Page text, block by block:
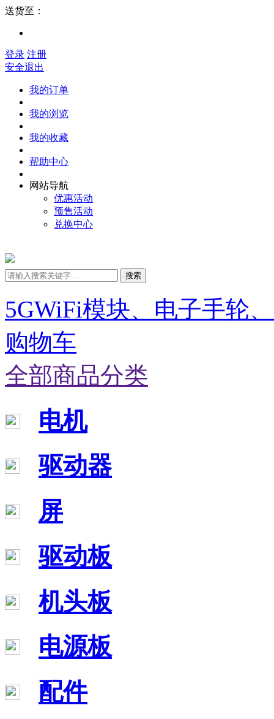
送货至：
登录 注册
安全退出
我的订单
我的浏览
我的收藏
帮助中心
网站导航
优惠活动
预售活动
兑换中心
搜索
5GWiFi模块、电子手轮
购物车
全部商品分类
电机
驱动器
屏
驱动板
机头板
电源板
配件